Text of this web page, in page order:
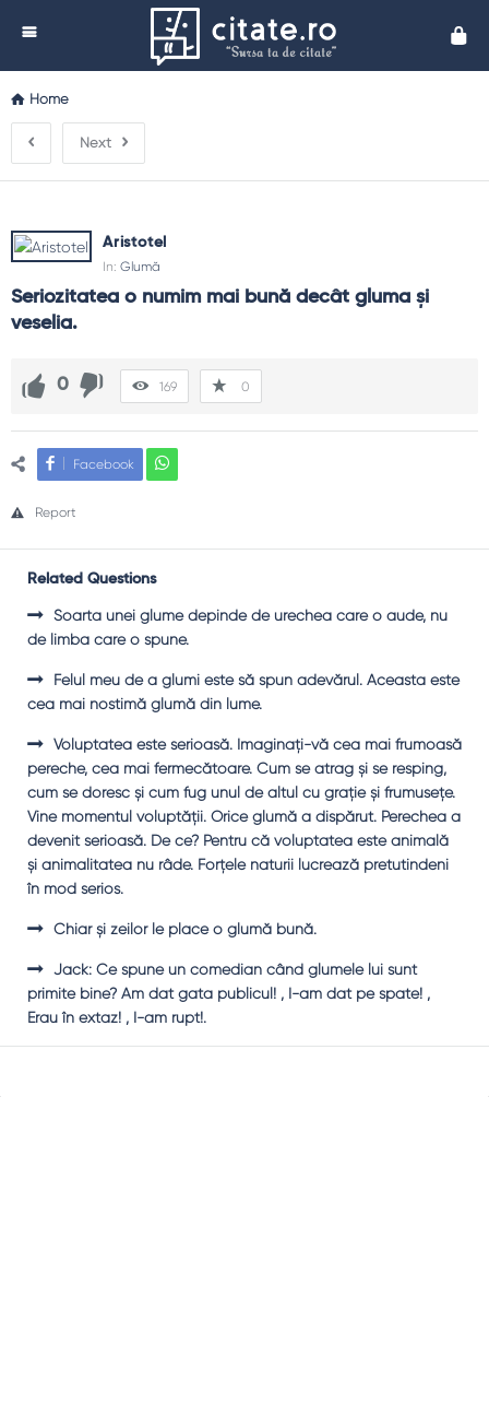
Home
Next
Aristotel
In: Glumă
Seriozitatea o numim mai bună decât gluma şi
veselia.
0 169 0
Facebook
Report
Related Questions
Soarta unei glume depinde de urechea care o aude, nu
de limba care o spune.
Felul meu de a glumi este să spun adevărul. Aceasta este
cea mai nostimă glumă din lume.
Voluptatea este serioasă. Imaginaţi-vă cea mai frumoasă
pereche, cea mai fermecătoare. Cum se atrag şi se resping,
cum se doresc şi cum fug unul de altul cu graţie şi frumuseţe.
Vine momentul voluptăţii. Orice glumă a dispărut. Perechea a
devenit serioasă. De ce? Pentru că voluptatea este animală
şi animalitatea nu râde. Forţele naturii lucrează pretutindeni
în mod serios.
Chiar şi zeilor le place o glumă bună.
Jack: Ce spune un comedian când glumele lui sunt
primite bine? Am dat gata publicul! , I-am dat pe spate! ,
Erau în extaz! , I-am rupt!.